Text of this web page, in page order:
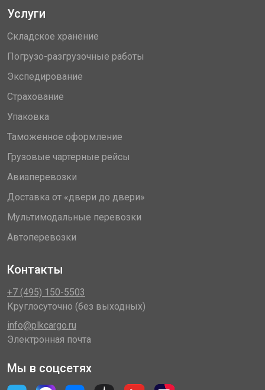
Услуги
Складское хранение
Погрузо-разгрузочные работы
Экспедирование
Страхование
Упаковка
Таможенное оформление
Грузовые чартерные рейсы
Авиаперевозки
Доставка от «двери до двери»
Мультимодальные перевозки
Автоперевозки
Контакты
+7 (495) 150-5503
Круглосуточно (без выходных)
info@plkcargo.ru
Электронная почта
Мы в соцсетях